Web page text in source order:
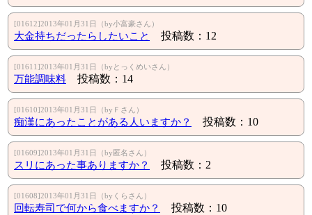
[01612]2013年01月31日（by小富豪さん）
大金持ちだったらしたいこと 投稿数：12
[01611]2013年01月31日（byとっくめいさん）
万能調味料 投稿数：14
[01610]2013年01月31日（byＦさん）
痴漢にあったことがある人いますか？ 投稿数：10
[01609]2013年01月31日（by匿名さん）
スリにあった事ありますか？ 投稿数：2
[01608]2013年01月31日（byくらさん）
回転寿司で何から食べますか？ 投稿数：10